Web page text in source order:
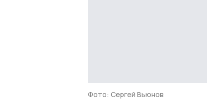
Фото: Сергей Вьюнов